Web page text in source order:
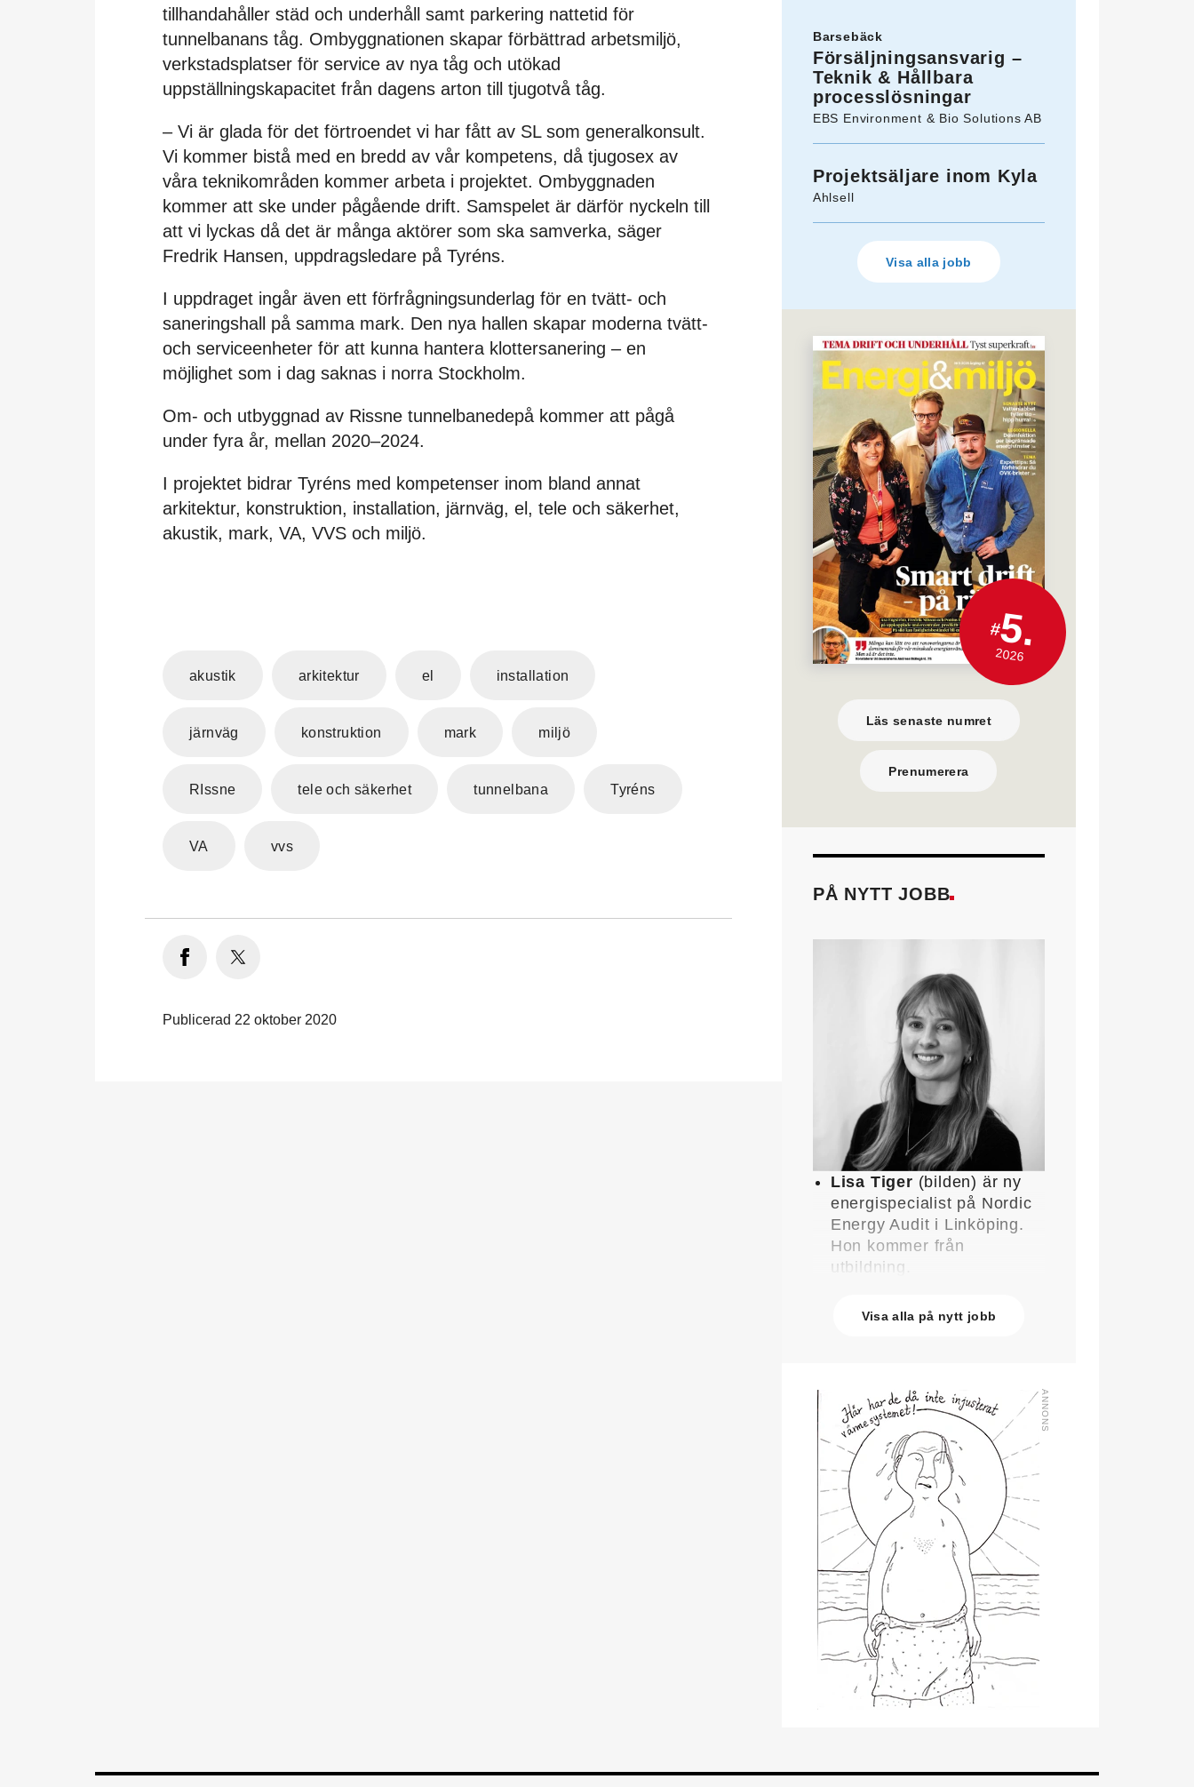
tillhandahåller städ och underhåll samt parkering nattetid för
tunnelbanans tåg. Ombyggnationen skapar förbättrad arbetsmiljö,
verkstadsplatser för service av nya tåg och utökad
uppställningskapacitet från dagens arton till tjugotvå tåg.
– Vi är glada för det förtroendet vi har fått av SL som generalkonsult.
Vi kommer bistå med en bredd av vår kompetens, då tjugosex av
våra teknikområden kommer arbeta i projektet. Ombyggnaden
kommer att ske under pågående drift. Samspelet är därför nyckeln till
att vi lyckas då det är många aktörer som ska samverka, säger
Fredrik Hansen, uppdragsledare på Tyréns.
I uppdraget ingår även ett förfrågningsunderlag för en tvätt- och
saneringshall på samma mark. Den nya hallen skapar moderna tvätt-
och serviceenheter för att kunna hantera klottersanering – en
möjlighet som i dag saknas i norra Stockholm.
Om- och utbyggnad av Rissne tunnelbanedepå kommer att pågå
under fyra år, mellan 2020–2024.
I projektet bidrar Tyréns med kompetenser inom bland annat
arkitektur, konstruktion, installation, järnväg, el, tele och säkerhet,
akustik, mark, VA, VVS och miljö.
akustik arkitektur el installation
järnväg konstruktion mark miljö
RIssne tele och säkerhet tunnelbana Tyréns
VA vvs
Publicerad 22 oktober 2020
Barsebäck
Försäljningsansvarig –
Teknik & Hållbara
processlösningar
EBS Environment & Bio Solutions AB
Projektsäljare inom Kyla
Ahlsell
Visa alla jobb
#5.
2026
Läs senaste numret
Prenumerera
PÅ NYTT JOBB
Lisa Tiger (bilden) är ny
energispecialist på Nordic
Energy Audit i Linköping.
Hon kommer från
utbildning.
affärschef för Service på
kommer från en liknande
roll på Swegon.
Mathias Anderssonär ny
affärsutvecklingschef på
Systemair Sverige. Han
kommer från Stappert där
han var ansvarig för
affärsutveckling och
försäljning.
Oskar Lenner
är ny
teknisk säljare i Umeå på
Systemair Sverige. Han
kommer från Belimo där
han var regional
försäljningschef Norr.
vd-posten på Hasopor.
Visa alla på nytt jobb